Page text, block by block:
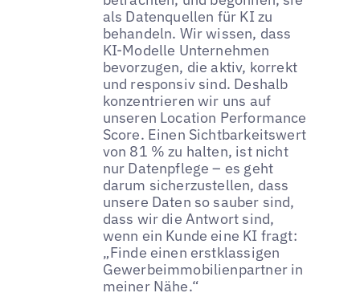
als Datenquellen für KI zu
behandeln. Wir wissen, dass
KI-Modelle Unternehmen
bevorzugen, die aktiv, korrekt
und responsiv sind. Deshalb
konzentrieren wir uns auf
unseren Location Performance
Score. Einen Sichtbarkeitswert
von 81 % zu halten, ist nicht
nur Datenpflege – es geht
darum sicherzustellen, dass
unsere Daten so sauber sind,
dass wir die Antwort sind,
wenn ein Kunde eine KI fragt:
„Finde einen erstklassigen
Gewerbeimmobilienpartner in
meiner Nähe.“